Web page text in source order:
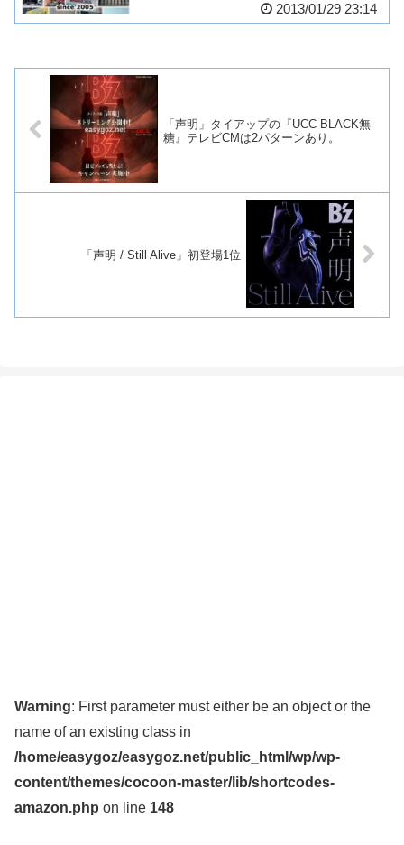
2013/01/29 23:14
「声明」タイアップの『UCC BLACK無
糖』テレビCMは2パターンあり。
「声明 / Still Alive」初登場1位
Warning: First parameter must either be an object or the
name of an existing class in
/home/easygoz/easygoz.net/public_html/wp/wp-
content/themes/cocoon-master/lib/shortcodes-
amazon.php on line 148